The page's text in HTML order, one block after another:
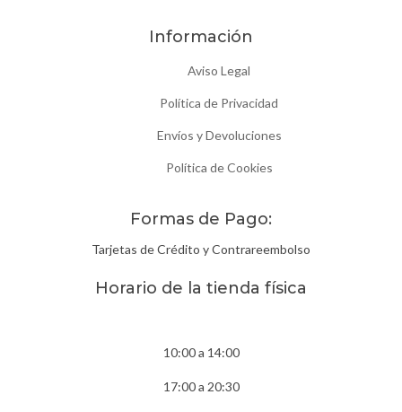
Información
Aviso Legal
Política de Privacidad
Envíos y Devoluciones
Política de Cookies
Formas de Pago:
Tarjetas de Crédito y Contrareembolso
Horario de la tienda física
10:00 a 14:00
17:00 a 20:30